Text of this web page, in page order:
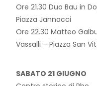
Ore 21.30 Duo Bau in
Piazza Jannacci
Ore 22.30 Matteo
Vassalli – Piazza San
SABATO 21 GIUGNO